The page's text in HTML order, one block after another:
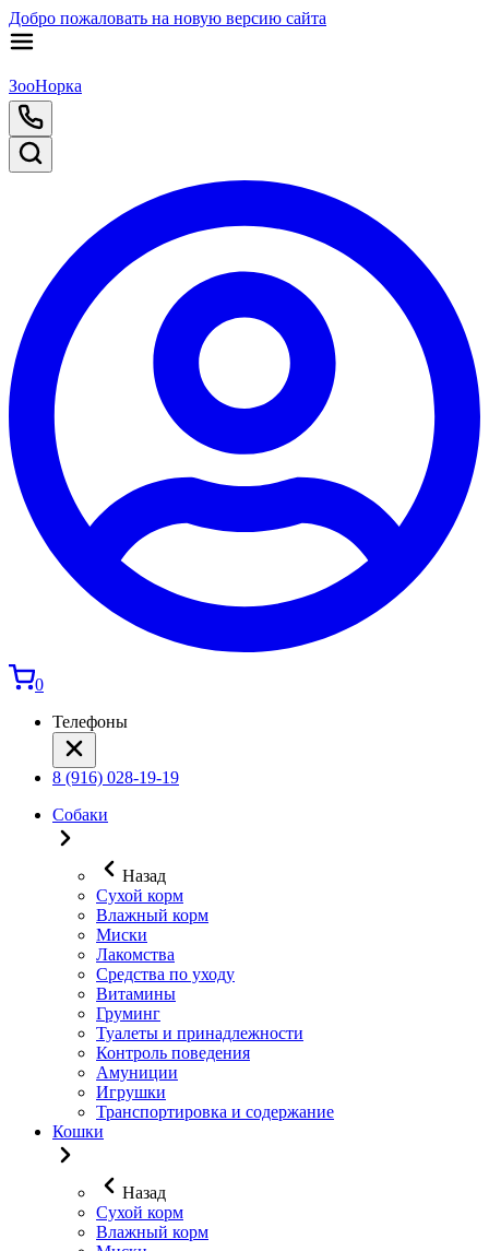
Добро пожаловать на новую версию сайта
ЗооНорка
0
Телефоны
8 (916) 028-19-19
Собаки
Назад
Сухой корм
Влажный корм
Миски
Лакомства
Средства по уходу
Витамины
Груминг
Туалеты и принадлежности
Контроль поведения
Амуниции
Игрушки
Транспортировка и содержание
Кошки
Назад
Сухой корм
Влажный корм